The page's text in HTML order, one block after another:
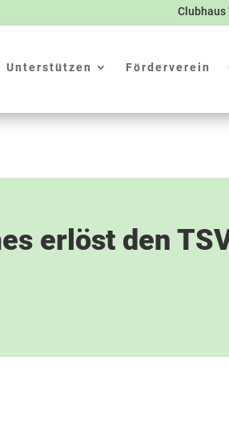
Clubhaus
Unterstützen Förderverein
erlöst den